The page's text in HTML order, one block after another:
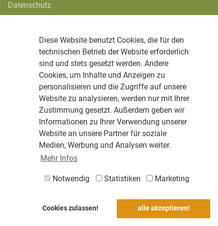
Diese Website benutzt Cookies, die für den
technischen Betrieb der Website erforderlich
sind und stets gesetzt werden. Andere
Cookies, um Inhalte und Anzeigen zu
personalisieren und die Zugriffe auf unsere
Website zu analysieren, werden nur mit Ihrer
Zustimmung gesetzt. Außerdem geben wir
Informationen zu Ihrer Verwendung unserer
Website an unsere Partner für soziale
Medien, Werbung und Analysen weiter.
Mehr Infos
Notwendig Statistiken Marketing
Cookies zulassen! alle akzeptieren!
Datenschutz